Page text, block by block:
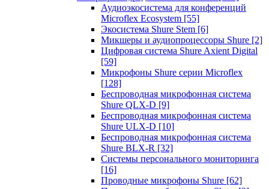
Аудиоэкосистема для конференций
Microflex Ecosystem [55]
Экосистема Shure Stem [6]
Микшеры и аудиопроцессоры Shure [2]
Цифровая система Shure Axient Digital
[59]
Микрофоны Shure серии Microflex
[128]
Беспроводная микрофонная система
Shure QLX-D [9]
Беспроводная микрофонная система
Shure ULX-D [10]
Беспроводная микрофонная система
Shure BLX-R [32]
Системы персонального мониторинга
[16]
Проводные микрофоны Shure [62]